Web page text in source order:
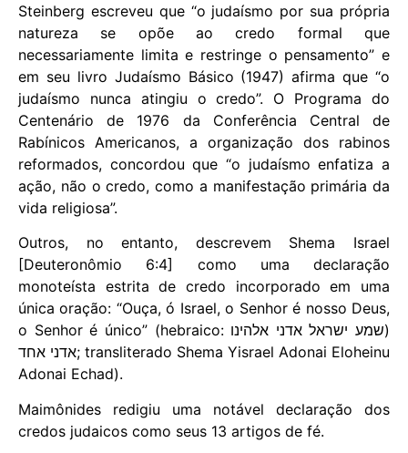
Steinberg escreveu que “o judaísmo por sua própria
natureza se opõe ao credo formal que
necessariamente limita e restringe o pensamento” e
em seu livro Judaísmo Básico (1947) afirma que “o
judaísmo nunca atingiu o credo”. O Programa do
Centenário de 1976 da Conferência Central de
Rabínicos Americanos, a organização dos rabinos
reformados, concordou que “o judaísmo enfatiza a
ação, não o credo, como a manifestação primária da
vida religiosa”.
Outros, no entanto, descrevem Shema Israel
[Deuteronômio 6:4] como uma declaração
monoteísta estrita de credo incorporado em uma
única oração: “Ouça, ó Israel, o Senhor é nosso Deus,
o Senhor é único” (hebraico: שמע ישראל אדני אלהינו)
אדני אחד; transliterado Shema Yisrael Adonai Eloheinu
Adonai Echad).
Maimônides redigiu uma notável declaração dos
credos judaicos como seus 13 artigos de fé.